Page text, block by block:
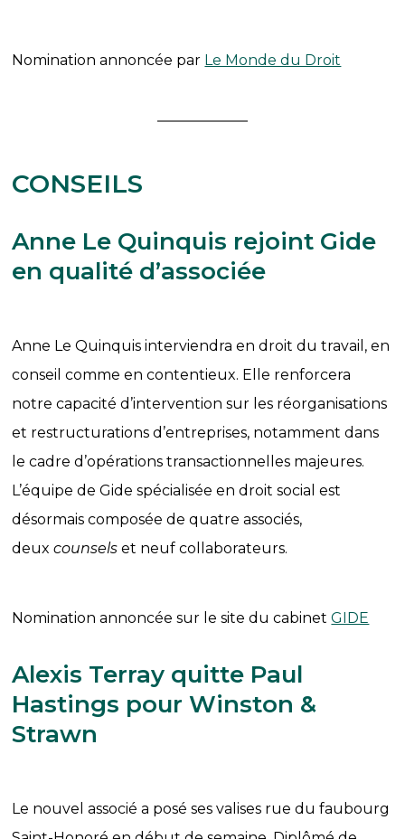
Nomination annoncée par Le Monde du Droit
CONSEILS
Anne Le Quinquis rejoint Gide
en qualité d’associée
Anne Le Quinquis interviendra en droit du travail, en
conseil comme en contentieux. Elle renforcera
notre capacité d’intervention sur les réorganisations
et restructurations d’entreprises, notamment dans
le cadre d’opérations transactionnelles majeures.
L’équipe de Gide spécialisée en droit social est
désormais composée de quatre associés,
deuxcounselset neuf collaborateurs.
Nomination annoncée sur le site du cabinetGIDE
Alexis Terray quitte Paul
Hastings pour Winston &
Strawn
Le nouvel associé a posé ses valises rue du faubourg